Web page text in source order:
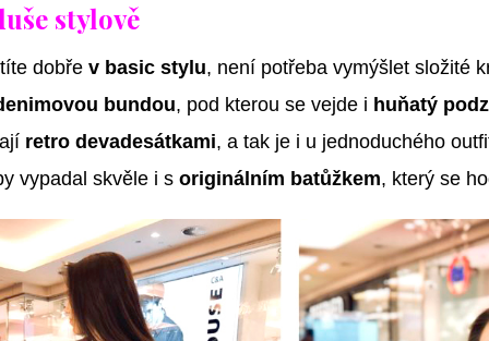
stylově
dobře v basic stylu, není potřeba vymýšlet složité
bundou, pod kterou se vejde i huňatý
retro devadesátkami, a tak je i u jednoduchého
vypadal skvěle i s originálním batůžkem, který se